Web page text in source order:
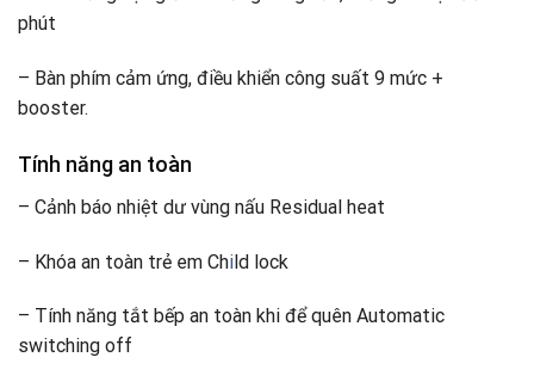
phút
– Bàn phím cảm ứng, điều khiển công suất 9 mức +
booster.
Tính năng an toàn
– Cảnh báo nhiệt dư vùng nấu Residual heat
– Khóa an toàn trẻ em Child lock
– Tính năng tắt bếp an toàn khi để quên Automatic
switching off